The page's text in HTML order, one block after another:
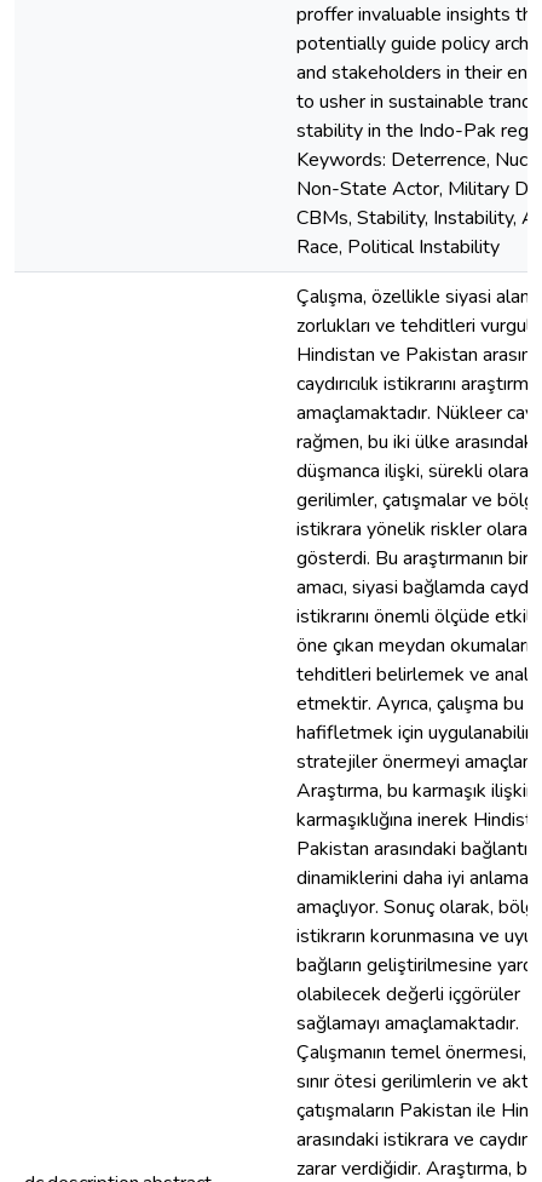
proffer invaluable insights
potentially guide policy
and stakeholders in their
to usher in sustainable
stability in the Indo-Pak
Keywords: Deterrence,
Non-State Actor, Military
CBMs, Stability, Instability,
Race, Political Instability
Çalışma, özellikle siyasi
zorlukları ve tehditleri
Hindistan ve Pakistan
caydırıcılık istikrarını
amaçlamaktadır. Nükleer
rağmen, bu iki ülke arasındaki
düşmanca ilişki, sürekli
gerilimler, çatışmalar ve
istikrara yönelik riskler olarak
gösterdi. Bu araştırmanın
amacı, siyasi bağlamda
istikrarını önemli ölçüde
öne çıkan meydan okumaları
tehditleri belirlemek ve analiz
etmektir. Ayrıca, çalışma bu
hafifletmek için uygulanabilir
stratejiler önermeyi
Araştırma, bu karmaşık
karmaşıklığına inerek
Pakistan arasındaki
dinamiklerini daha iyi anlamayı
amaçlıyor. Sonuç olarak,
istikrarın korunmasına ve
bağların geliştirilmesine
olabilecek değerli içgörüler
sağlamayı amaçlamaktadır.
Çalışmanın temel önermesi,
sınır ötesi gerilimlerin ve aktif
çatışmaların Pakistan ile
arasındaki istikrara ve
zarar verdiğidir. Araştırma, bu